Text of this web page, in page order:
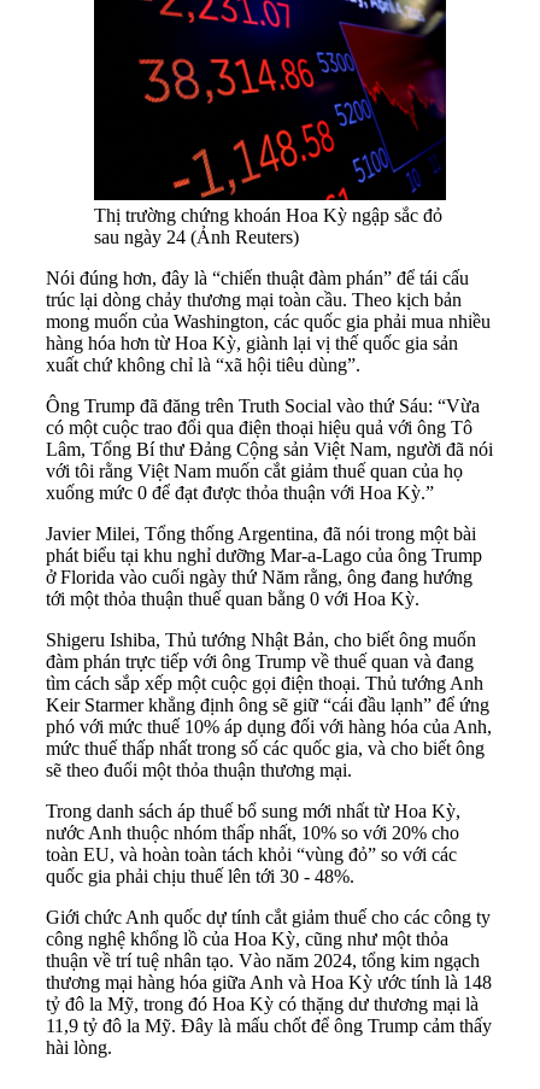
Thị trường chứng khoán Hoa Kỳ ngập sắc đỏ
sau ngày 24 (Ảnh Reuters)
Nói đúng hơn, đây là “chiến thuật đàm phán” để tái cấu
trúc lại dòng chảy thương mại toàn cầu. Theo kịch bản
mong muốn của Washington, các quốc gia phải mua nhiều
hàng hóa hơn từ Hoa Kỳ, giành lại vị thế quốc gia sản
xuất chứ không chỉ là “xã hội tiêu dùng”.
Ông Trump đã đăng trên Truth Social vào thứ Sáu: “Vừa
có một cuộc trao đổi qua điện thoại hiệu quả với ông Tô
Lâm, Tổng Bí thư Đảng Cộng sản Việt Nam, người đã nói
với tôi rằng Việt Nam muốn cắt giảm thuế quan của họ
xuống mức 0 để đạt được thỏa thuận với Hoa Kỳ.”
Javier Milei, Tổng thống Argentina, đã nói trong một bài
phát biểu tại khu nghỉ dưỡng Mar-a-Lago của ông Trump
ở Florida vào cuối ngày thứ Năm rằng, ông đang hướng
tới một thỏa thuận thuế quan bằng 0 với Hoa Kỳ.
Shigeru Ishiba, Thủ tướng Nhật Bản, cho biết ông muốn
đàm phán trực tiếp với ông Trump về thuế quan và đang
tìm cách sắp xếp một cuộc gọi điện thoại. Thủ tướng Anh
Keir Starmer khẳng định ông sẽ giữ “cái đầu lạnh” để ứng
phó với mức thuế 10% áp dụng đối với hàng hóa của Anh,
mức thuế thấp nhất trong số các quốc gia, và cho biết ông
sẽ theo đuổi một thỏa thuận thương mại.
Trong danh sách áp thuế bổ sung mới nhất từ Hoa Kỳ,
nước Anh thuộc nhóm thấp nhất, 10% so với 20% cho
toàn EU, và hoàn toàn tách khỏi “vùng đỏ” so với các
quốc gia phải chịu thuế lên tới 30 - 48%.
Giới chức Anh quốc dự tính cắt giảm thuế cho các công ty
công nghệ khổng lồ của Hoa Kỳ, cũng như một thỏa
thuận về trí tuệ nhân tạo. Vào năm 2024, tổng kim ngạch
thương mại hàng hóa giữa Anh và Hoa Kỳ ước tính là 148
tỷ đô la Mỹ, trong đó Hoa Kỳ có thặng dư thương mại là
11,9 tỷ đô la Mỹ. Đây là mấu chốt để ông Trump cảm thấy
hài lòng.